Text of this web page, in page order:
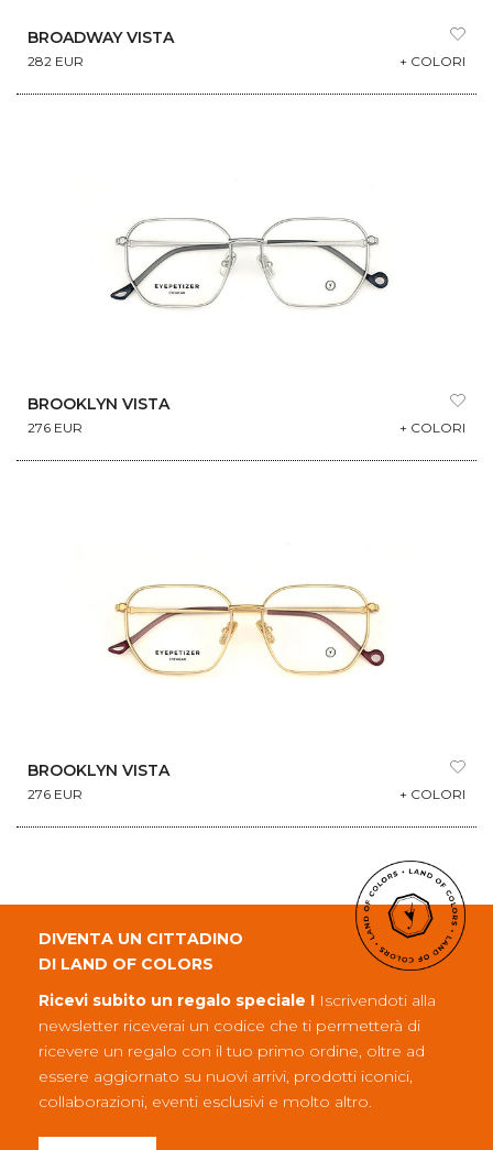
BROADWAY VISTA
282 EUR + COLORI
BROOKLYN VISTA
276 EUR + COLORI
BROOKLYN VISTA
276 EUR + COLORI
DIVENTA UN CITTADINO
DI LAND OF COLORS
Ricevi subito un regalo speciale ! Iscrivendoti alla
newsletter riceverai un codice che ti permetterà di
ricevere un regalo con il tuo primo ordine, oltre ad
essere aggiornato su nuovi arrivi, prodotti iconici,
collaborazioni, eventi esclusivi e molto altro.